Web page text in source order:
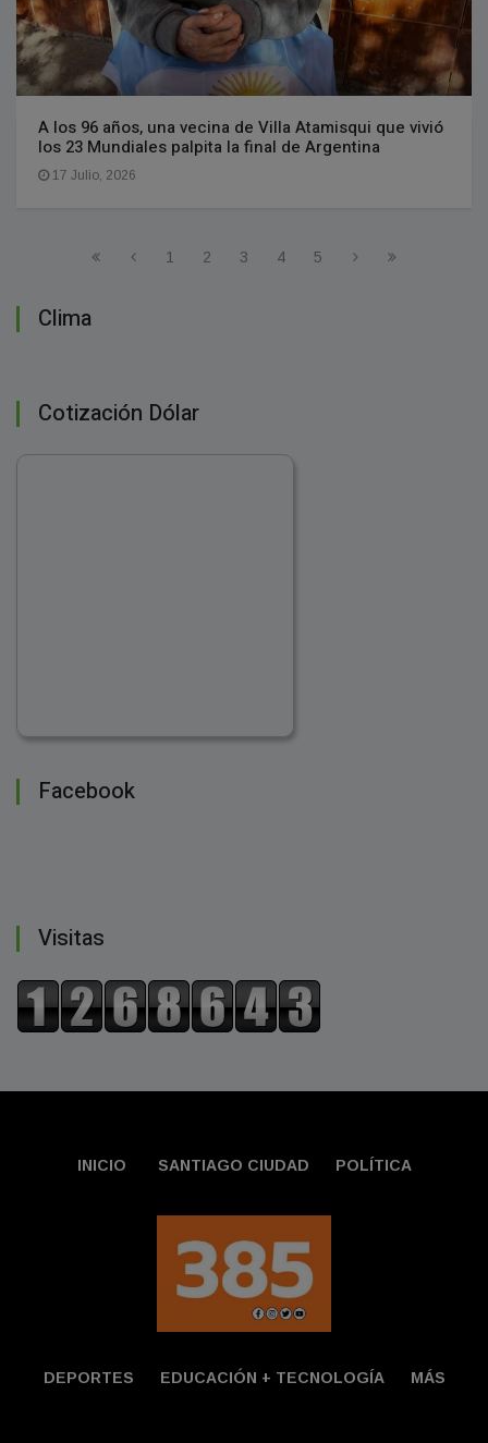
A los 96 años, una vecina de Villa Atamisqui que vivió
los 23 Mundiales palpita la final de Argentina
17 Julio, 2026
1 2 3 4 5
Clima
Cotización Dólar
Facebook
Visitas
INICIO SANTIAGO CIUDAD POLÍTICA
DEPORTES EDUCACIÓN + TECNOLOGÍ­A MÁS